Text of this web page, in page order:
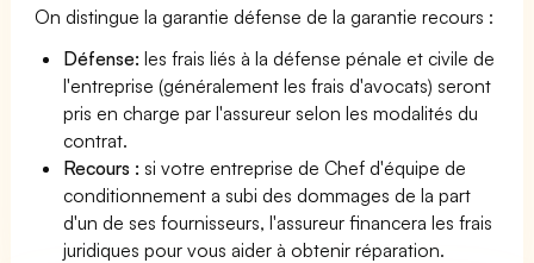
On distingue la garantie défense de la garantie recours :
Défense: les frais liés à la défense pénale et civile de
l'entreprise (généralement les frais d'avocats) seront
pris en charge par l'assureur selon les modalités du
contrat.
Recours : si votre entreprise de Chef d'équipe de
conditionnement a subi des dommages de la part
d'un de ses fournisseurs, l'assureur financera les frais
juridiques pour vous aider à obtenir réparation.